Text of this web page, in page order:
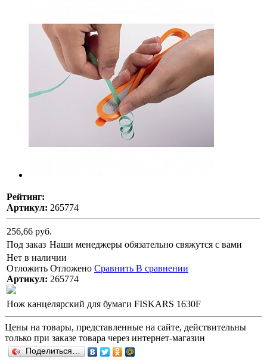
Рейтинг:
Артикул: 265774
256,66 руб.
Под заказ Наши менеджеры обязательно свяжутся с вами
Нет в наличии
Отложить Отложено Сравнить В сравнении
Артикул: 265774
Нож канцелярский для бумаги FISKARS 1630F
Цены на товары, представленные на сайте, действительны
только при заказе товара через интернет-магазин
Поделиться…